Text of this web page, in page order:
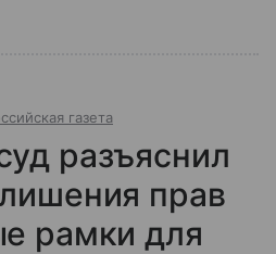
газета
разъяснил
прав
рамки для